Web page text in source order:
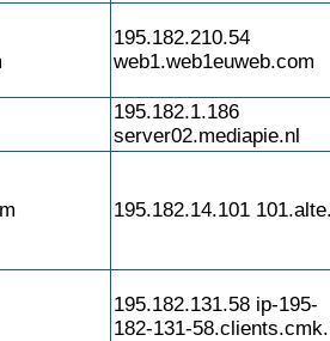
195.182.210.54
web1.web1euweb.com
195.182.1.186
server02.mediapie.nl
195.182.14.101
195.182.131.58 ip-195-
182-131-